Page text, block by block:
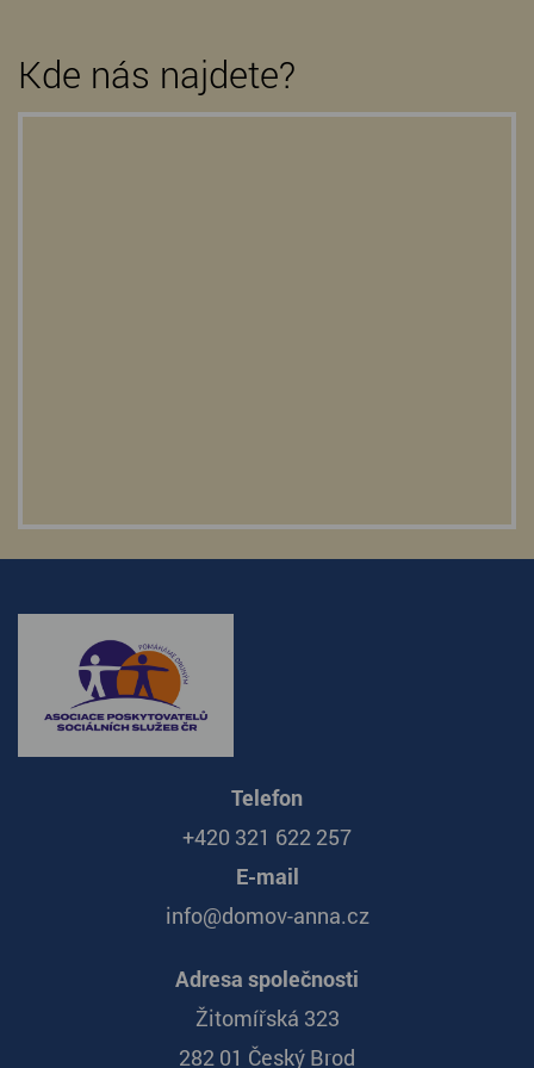
Kde nás najdete?
Telefon
+420 321 622 257
E-mail
info@domov-anna.cz
Adresa společnosti
Žitomířská 323
282 01 Český Brod